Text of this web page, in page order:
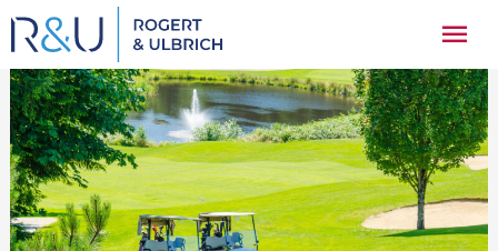
Ga
naar
inhoud